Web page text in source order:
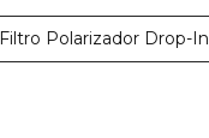
Filtro Polarizador Drop-In